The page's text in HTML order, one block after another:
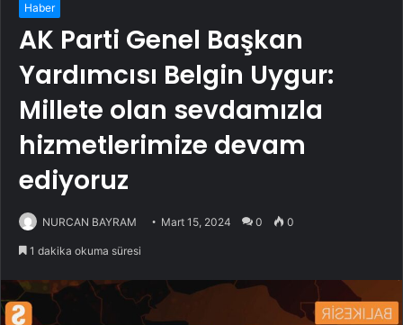
Haber
AK Parti Genel Başkan
Yardımcısı Belgin Uygur:
Millete olan sevdamızla
hizmetlerimize devam
ediyoruz
NURCAN BAYRAM Mart 15, 2024 0 0
1 dakika okuma süresi